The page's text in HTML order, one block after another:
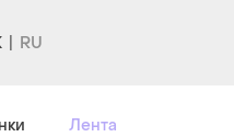
Лента